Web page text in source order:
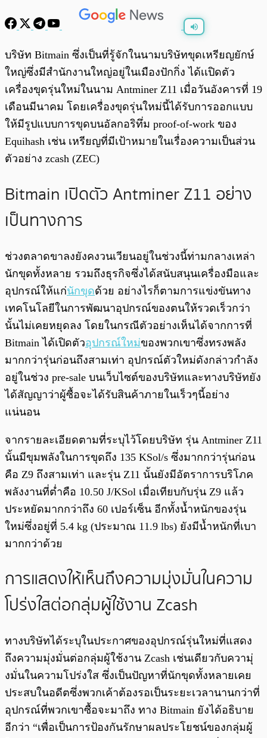
0:00/ 0:00
บริษัท Bitmain ซึ่งเป็นที่รู้จักในนามบริษัทขุดเหรียญยักษ์
ใหญ่ซึ่งมีสำนักงานใหญ่อยู่ในเมืองปักกิ่ง ได้เเปิดตัว
เครื่องขุดรุ่นใหม่ในนาม Antminer Z11 เมื่อวันอังคารที่ 19
เดือนมีนาคม โดยเครื่องขุดรุ่นใหม่นี้ได้รับการออกแบบ
ให้มีรูปแบบการขุดบนอัลกอริทึ่ม proof-of-work ของ
Equihash เช่น เหรียญที่มีเป้าหมายในเรื่องความเป็นส่วน
ตัวอย่าง zcash (ZEC)
Bitmain เปิดตัว Antminer Z11 อย่าง
เป็นทางการ
ช่วงตลาดขาลงยังคงวนเวียนอยู่ในช่วงนี้ท่ามกลางเหล่า
นักขุดทั้งหลาย รวมถึงธุรกิจซึ่งได้สนับสนุนเครื่องมือและ
อุปกรณ์ให้แก่นักขุดด้วย อย่างไรก็ตามการแข่งขันทาง
เทคโนโลยีในการพัฒนาอุปกรณ์ของตนให้รวดเร็วกว่า
นั้นไม่เคยหยุดลง โดยในกรณีตัวอย่างเห็นได้จากการที่
Bitmain ได้เปิดตัวอุปกรณ์ใหม่ของพวกเขาซึ่งทรงพลัง
มากกว่ารุ่นก่อนถึงสามเท่า อุปกรณ์ตัวใหม่ดังกล่าวกำลัง
อยู่ในช่วง pre-sale บนเว็บไซต์ของบริษัทและทางบริษัทยัง
ได้สัญญาว่าผู้ซื้อจะได้รับสินค้าภายในเร็วๆนี้อย่าง
แน่นอน
จากรายละเอียดตามที่ระบุไว้โดยบริษัท รุ่น Antminer Z11
นั้นมีขุมพลังในการขุดถึง 135 KSol/s ซึ่งมากกว่ารุ่นก่อน
คือ Z9 ถึงสามเท่า และรุ่น Z11 นั้นยังมีอัตราการบริโภค
พลังงานที่ต่ำคือ 10.50 J/KSol เมื่อเทียบกับรุ่น Z9 แล้ว
ประหยัดมากกว่าถึง 60 เปอร์เซ็น อีกทั้งน้ำหนักของรุ่น
ใหม่ซึ่งอยู่ที่ 5.4 kg (ประมาณ 11.9 lbs) ยังมีน้ำหนักที่เบา
มากกว่าด้วย
การแสดงให้เห็นถึงความมุ่งมั่นในความ
โปร่งใสต่อกลุ่มผู้ใช้งาน Zcash
ทางบริษัทได้ระบุในประกาศของอุปกรณ์รุ่นใหม่ที่แสดง
ถึงความมุ่งมั่นต่อกลุ่มผู้ใช้งาน Zcash เช่นเดียวกับความุ่
งมั่นในความโปร่งใส ซึ่งเป็นปัญหาที่นักขุดทั้งหลายเคย
ประสบในอดีตซึ่งพวกเค้าต้องรอเป็นระยะเวลานานกว่าที่
อุปกรณ์ที่พวกเขาซื้อจะมาถึง ทาง Bitmain ยังได้อธิบาย
อีกว่า “เพื่อเป็นการป้องกันรักษาผลประโยชน์ของกลุ่มผู้